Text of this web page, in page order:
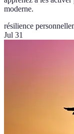
moderne.
résilience personnelle
Jul 31